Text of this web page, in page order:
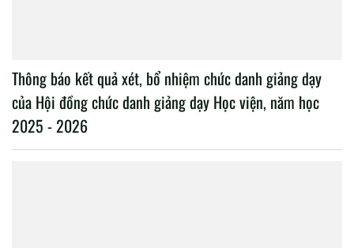
Thông báo kết quả xét, bổ nhiệm chức danh giảng dạy
của Hội đồng chức danh giảng dạy Học viện, năm học
2025 - 2026